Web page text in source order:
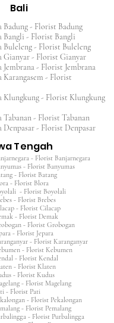
Bali
Badung - Florist Badung
Bangli - Florist Bangli
Buleleng - Florist Buleleng
Gianyar - Florist Gianyar
Jembrana - Florist Jembrana
Karangasem - Florist
Klungkung - Florist Klungkung
Tabanan - Florist Tabanan
Denpasar - Florist Denpasar
Tengah
- Florist Banjarnegara
- Florist Banyumas
- Florist Batang
- Florist Blora
- Florist Boyolali
- Florist Brebes
- Florist Cilacap
- Florist Demak
- Florist Grobogan
- Florist Jepara
- Florist Karanganyar
- Florist Kebumen
- Florist Kendal
- Florist Klaten
- Florist Kudus
- Florist Magelang
- Florist Pati
- Florist Pekalongan
- Florist Pemalang
- Florist Purbalingga